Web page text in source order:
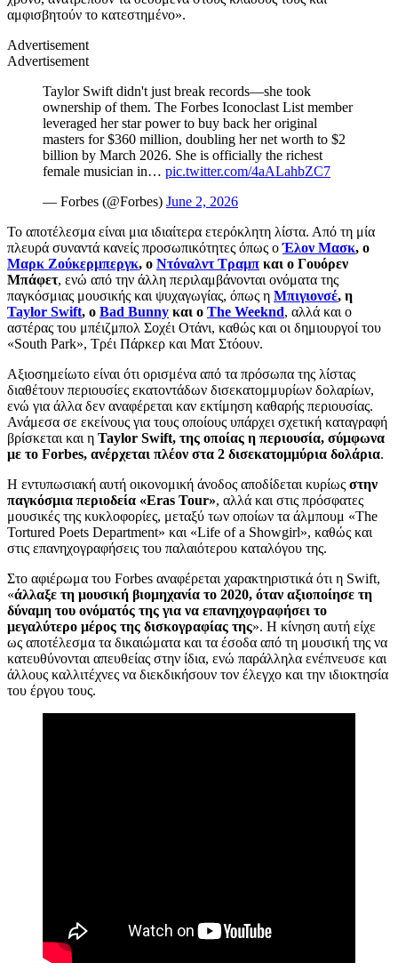
αμφισβητούν το κατεστημένο».
Advertisement
Advertisement
Taylor Swift didn't just break records—she took
ownership of them. The Forbes Iconoclast List member
leveraged her star power to buy back her original
masters for $360 million, doubling her net worth to $2
billion by March 2026. She is officially the richest
female musician in… pic.twitter.com/4aALahbZC7
— Forbes (@Forbes) June 2, 2026
Το αποτέλεσμα είναι μια ιδιαίτερα ετερόκλητη λίστα. Από τη μία
πλευρά συναντά κανείς προσωπικότητες όπως οΈλον Μασκ, ο
Μαρκ Ζούκερμπεργκ, ο Ντόναλντ Τραμπ και ο Γουόρεν
Μπάφετ, ενώ από την άλλη περιλαμβάνονται ονόματα της
παγκόσμιας μουσικής και ψυχαγωγίας, όπως η Μπιγιονσέ, η
Taylor Swift, ο Bad Bunny και ο The Weeknd, αλλά και ο
αστέρας του μπέιζμπολ Σοχέι Οτάνι, καθώς και οι δημιουργοί του
«South Park», Τρέι Πάρκερ και Ματ Στόουν.
Αξιοσημείωτο είναι ότι ορισμένα από τα πρόσωπα της λίστας
διαθέτουν περιουσίες εκατοντάδων δισεκατομμυρίων δολαρίων,
ενώ για άλλα δεν αναφέρεται καν εκτίμηση καθαρής περιουσίας.
Ανάμεσα σε εκείνους για τους οποίους υπάρχει σχετική καταγραφή
βρίσκεται και η Taylor Swift, της οποίας η περιουσία, σύμφωνα
με το Forbes, ανέρχεται πλέον στα 2 δισεκατομμύρια δολάρια.
Η εντυπωσιακή αυτή οικονομική άνοδος αποδίδεται κυρίως στην
παγκόσμια περιοδεία «Eras Tour», αλλά και στις πρόσφατες
μουσικές της κυκλοφορίες, μεταξύ των οποίων τα άλμπουμ «The
Tortured Poets Department» και «Life of a Showgirl», καθώς και
στις επανηχογραφήσεις του παλαιότερου καταλόγου της.
Στο αφιέρωμα του Forbes αναφέρεται χαρακτηριστικά ότι η Swift,
«άλλαξε τη μουσική βιομηχανία το 2020, όταν αξιοποίησε τη
δύναμη του ονόματός της για να επανηχογραφήσει το
μεγαλύτερο μέρος της δισκογραφίας της». Η κίνηση αυτή είχε
ως αποτέλεσμα τα δικαιώματα και τα έσοδα από τη μουσική της να
κατευθύνονται απευθείας στην ίδια, ενώ παράλληλα ενέπνευσε και
άλλους καλλιτέχνες να διεκδικήσουν τον έλεγχο και την ιδιοκτησία
του έργου τους.